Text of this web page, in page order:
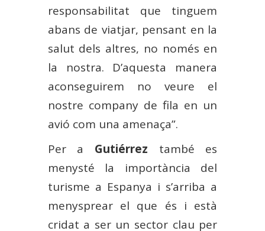
responsabilitat que tinguem
abans de viatjar, pensant en la
salut dels altres, no només en
la nostra. D’aquesta manera
aconseguirem no veure el
nostre company de fila en un
avió com una amenaça”.
Per a Gutiérrez també es
menysté la importància del
turisme a Espanya i s’arriba a
menysprear el que és i està
cridat a ser un sector clau per